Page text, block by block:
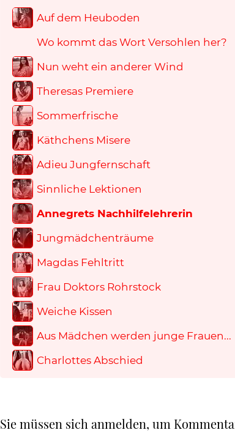
Auf dem Heuboden
Wo kommt das Wort Versohlen her?
Nun weht ein anderer Wind
Theresas Premiere
Sommerfrische
Käthchens Misere
Adieu Jungfernschaft
Sinnliche Lektionen
Annegrets Nachhilfelehrerin
Jungmädchenträume
Magdas Fehltritt
Frau Doktors Rohrstock
Weiche Kissen
Aus Mädchen werden junge Frauen...
Charlottes Abschied
Sie müssen sich anmelden, um